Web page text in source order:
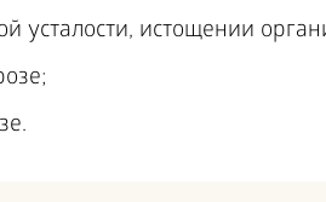
усталости, истощении